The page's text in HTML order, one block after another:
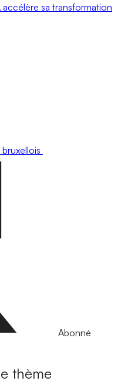
sa transformation
Abonné
thème